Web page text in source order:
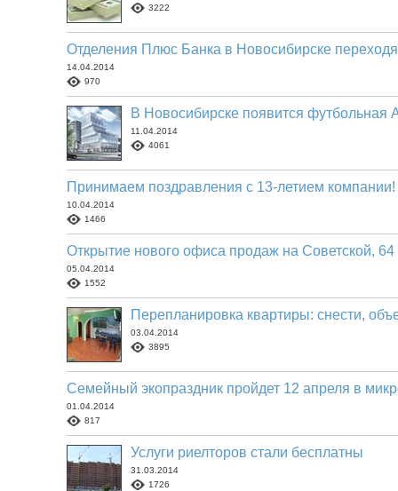
3222
Отделения Плюс Банка в Новосибирске
14.04.2014
970
В Новосибирске появится футбольная
11.04.2014
4061
Принимаем поздравления с 13-летием компании!
10.04.2014
1466
Открытие нового офиса продаж на Советской, 64
05.04.2014
1552
Перепланировка квартиры: снести,
03.04.2014
3895
Семейный экопраздник пройдет 12 апреля в
01.04.2014
817
Услуги риелторов стали бесплатны
31.03.2014
1726